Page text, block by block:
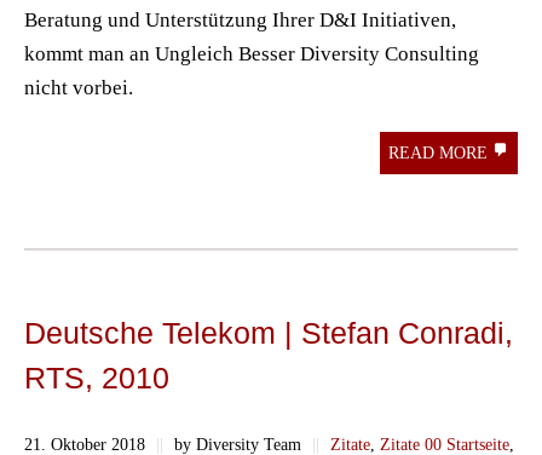
Beratung und Unterstützung Ihrer D&I Initiativen,
kommt man an Ungleich Besser Diversity Consulting
nicht vorbei.
READ MORE
Deutsche Telekom | Stefan Conradi,
RTS, 2010
21. Oktober 2018 || by Diversity Team || Zitate Zitate 00 Startseite